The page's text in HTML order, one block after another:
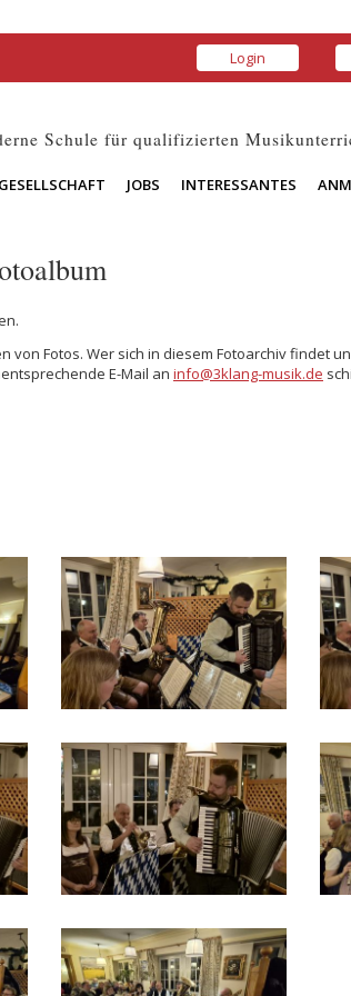
Login
Schule für qualifizierten
GESELLSCHAFT JOBS INTERESSANTES
Fotos. Wer sich in diesem Fotoarchiv findet
E-Mail an info@3klang-musik.de